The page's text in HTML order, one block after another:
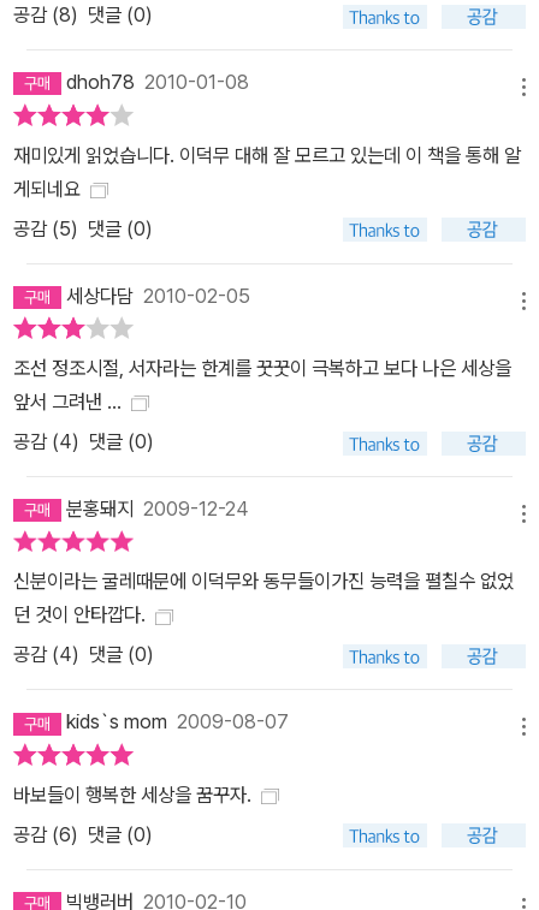
공감 (8) 댓글 (0)
dhoh78 2010-01-08
재미있게 읽었습니다. 이덕무 대해 잘 모르고 있는데 이 책을 통해 알
게되네요
공감 (5) 댓글 (0)
세상다담 2010-02-05
조선 정조시절, 서자라는 한계를 꿋꿋이 극복하고 보다 나은 세상을
앞서 그려낸 ...
공감 (4) 댓글 (0)
분홍돼지 2009-12-24
신분이라는 굴레때문에 이덕무와 동무들이가진 능력을 펼칠수 없었
던 것이 안타깝다.
공감 (4) 댓글 (0)
kids`s mom 2009-08-07
바보들이 행복한 세상을 꿈꾸자.
공감 (6) 댓글 (0)
빅뱅러버 2010-02-10